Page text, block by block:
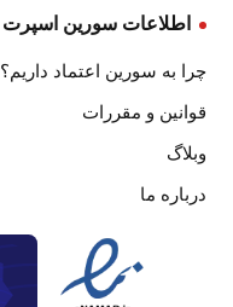
اطلاعات سورین اسپرت
چرا به سورین اعتماد داریم؟
قوانین و مقررات
وبلاگ
درباره ما